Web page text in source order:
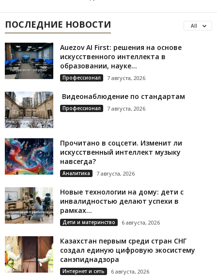
ПОСЛЕДНИЕ НОВОСТИ All
Auezov AI First: решения на основе
искусственного интеллекта в
образовании, науке...
Профессионал 7 августа, 2026
Видеонаблюдение по стандартам
Профессионал 7 августа, 2026
Прочитано в соцсети. Изменит ли
искусственный интеллект музыку
навсегда?
Аналитика 7 августа, 2026
Новые технологии на дому: дети с
инвалидностью делают успехи в
рамках...
Дети и материнство 6 августа, 2026
Казахстан первым среди стран СНГ
создал единую цифровую экосистему
санэпиднадзора
Интернет и сеть 6 августа, 2026